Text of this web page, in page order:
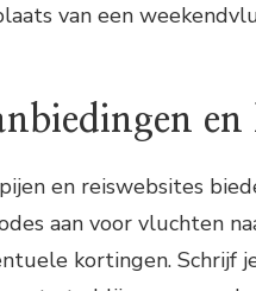
van een
en reiswebsites
aan voor vluchten
kortingen. Schrijf